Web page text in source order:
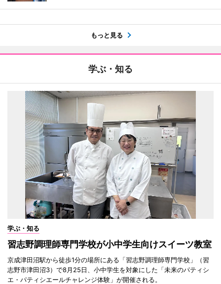
もっと見る
学ぶ・知る
学ぶ・知る
習志野調理師専門学校が小中学生向けスイーツ教室
京成津田沼駅から徒歩1分の場所にある「習志野調理師専門学校」（習
志野市津田沼3）で8月25日、小中学生を対象にした「未来のパティシ
エ・パティシエールチャレンジ体験」が開催される。